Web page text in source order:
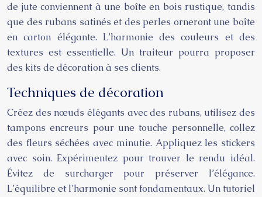
de jute conviennent à une boîte en bois rustique, tandis
que des rubans satinés et des perles orneront une boîte
en carton élégante. L’harmonie des couleurs et des
textures est essentielle. Un traiteur pourra proposer
des kits de décoration à ses clients.
Techniques de décoration
Créez des nœuds élégants avec des rubans, utilisez des
tampons encreurs pour une touche personnelle, collez
des fleurs séchées avec minutie. Appliquez les stickers
avec soin. Expérimentez pour trouver le rendu idéal.
Évitez de surcharger pour préserver l’élégance.
L’équilibre et l’harmonie sont fondamentaux. Un tutoriel